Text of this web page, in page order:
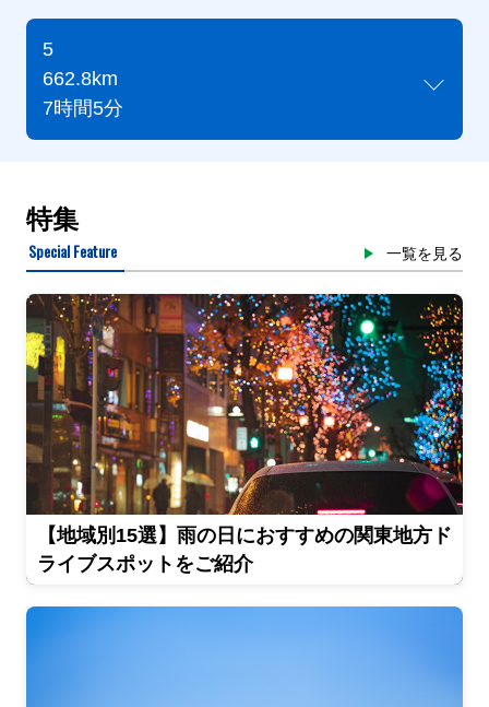
5
662.8km
7時間5分
特集
Special Feature 一覧を見る
【地域別15選】雨の日におすすめの関東地方ド
ライブスポットをご紹介